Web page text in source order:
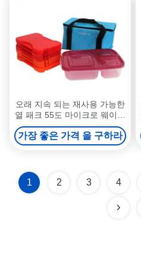
오래 지속 되는 재사용 가능한
열 패크 55도 마이크로 웨이브
식품 냉동 식품 따뜻
가장 좋은 가격 을 구하라
1 2 3 4